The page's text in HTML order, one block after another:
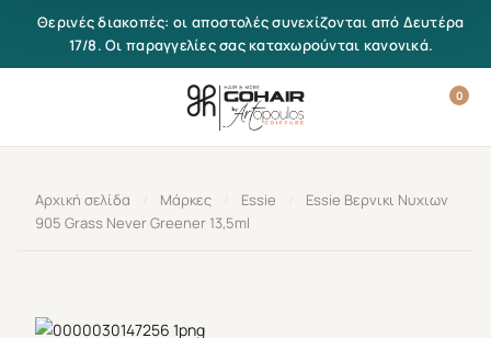
Μετάβαση στο περιεχόμενο
Θερινές διακοπές: οι αποστολές συνεχίζονται από Δευτέρα
17/8. Οι παραγγελίες σας καταχωρούνται κανονικά.
0
Αρχική σελίδα Μάρκες Essie
Essie Βερνικι Νυχιων
905 Grass Never Greener 13,5ml